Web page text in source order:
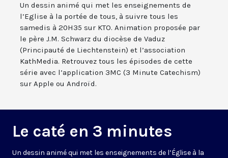
Un dessin animé qui met les enseignements de
l’Eglise à la portée de tous, à suivre tous les
samedis à 20H35 sur KTO. Animation proposée par
le père J.M. Schwarz du diocèse de Vaduz
(Principauté de Liechtenstein) et l’association
KathMedia. Retrouvez tous les épisodes de cette
série avec l’application 3MC (3 Minute Catechism)
sur Apple ou Androïd.
Le caté en 3 minutes
Un dessin animé qui met les enseignements de l’Église à la